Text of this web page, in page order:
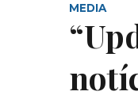
MEDIA